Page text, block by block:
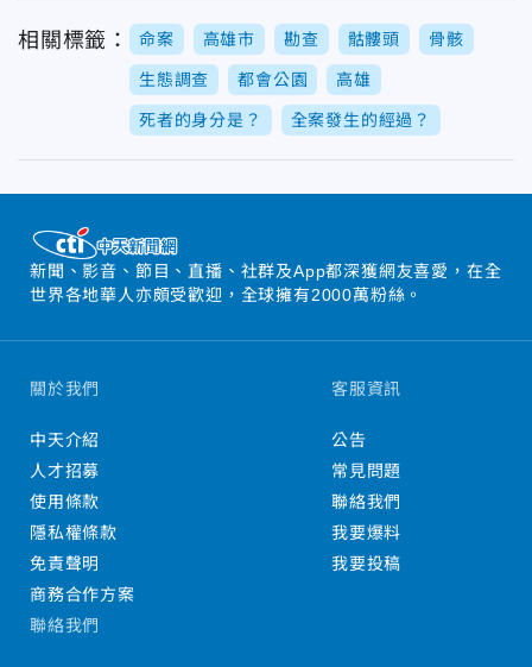
相關標籤： 命案 高雄市 勘查 骷髏頭 骨骸
生態調查 都會公園 高雄
死者的身分是？ 全案發生的經過？
新聞、影音、節目、直播、社群及App都深獲網友喜愛，在全
世界各地華人亦頗受歡迎，全球擁有2000萬粉絲。
關於我們
中天介紹
人才招募
使用條款
隱私權條款
免責聲明
商務合作方案
客服資訊
公告
常見問題
聯絡我們
我要爆料
我要投稿
聯絡我們